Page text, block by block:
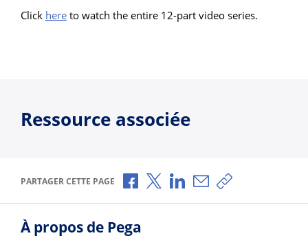
Click here to watch the entire 12-part video series.
Ressource associée
PARTAGER CETTE PAGE Partager via Facebook
Partager via X
Partager via LinkedIn
Partager par e-mail
Copier le lien
À propos de Pega